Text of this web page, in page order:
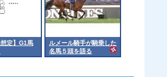
想定】G1馬
ルメール騎手が騎乗した
名馬５頭を語る